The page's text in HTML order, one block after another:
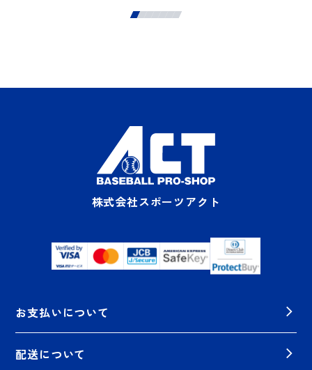
株式会社スポーツアクト
お支払いについて
配送について